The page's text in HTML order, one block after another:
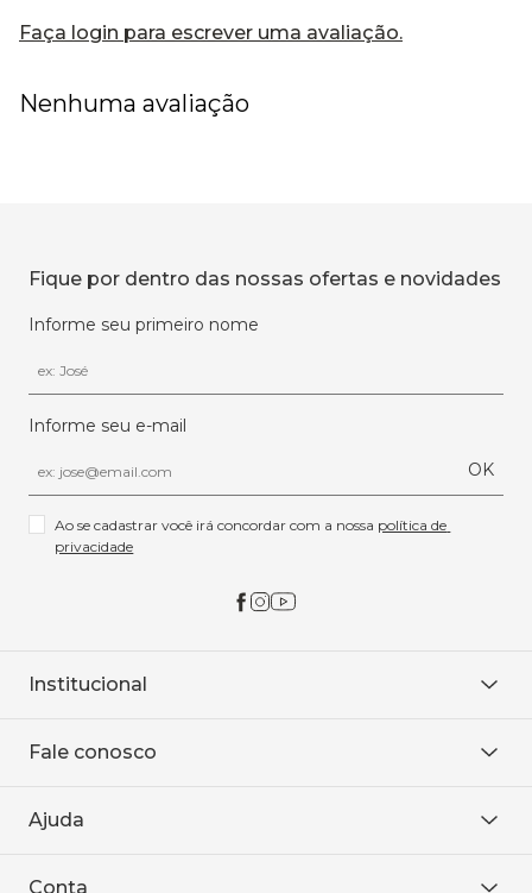
Faça login para escrever uma avaliação.
Nenhuma avaliação
Fique por dentro das nossas ofertas e novidades
Informe seu primeiro nome
Informe seu e-mail
OK
Ao se cadastrar você irá concordar com a nossa política de
privacidade
Institucional
Onde encontrar
Baixe o APP
Fale conosco
WhatsApp
Ajuda
Conta